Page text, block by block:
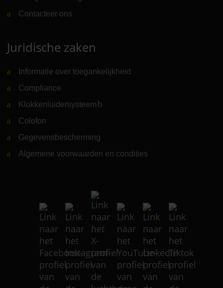
Contacteer ons
Juridische zaken
Informatie over toegankelijkheid
Compliance
Klokkenluidersysteem (Link naar externe website)
Colofon
Gegevensbescherming
Algemene voorwaarden en condities